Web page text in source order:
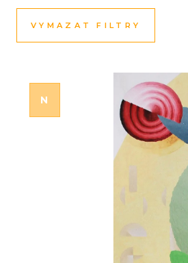
VYMAZAT FILTRY
N